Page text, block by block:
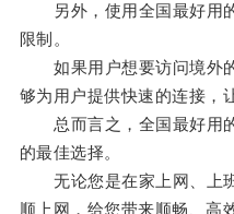
另外，使用全国最好用的
限制。
如果用户想要访问境外
够为用户提供快速的连接，
总而言之，全国最好用的
的最佳选择。
无论您是在家上网、上班
顺上网，给您带来顺畅、高